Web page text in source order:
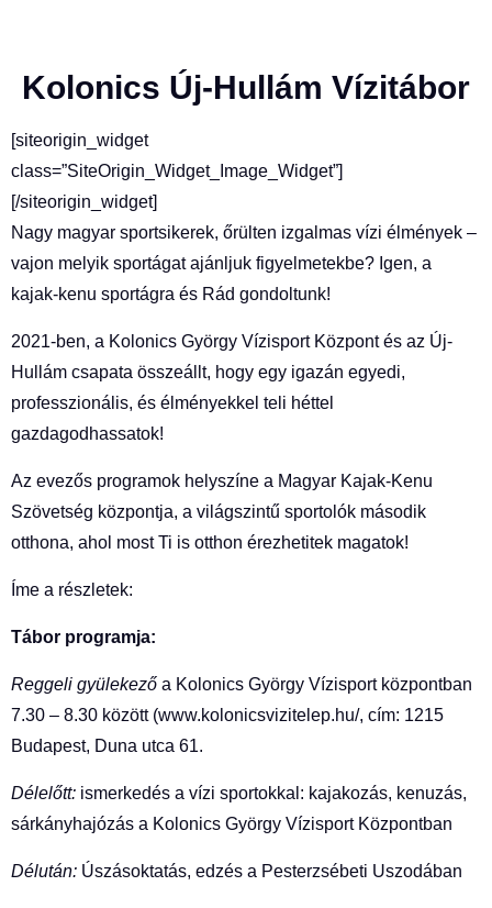
Kolonics Új-Hullám Vízitábor
[siteorigin_widget
class=”SiteOrigin_Widget_Image_Widget”]
[/siteorigin_widget]
Nagy magyar sportsikerek, őrülten izgalmas vízi élmények –
vajon melyik sportágat ajánljuk figyelmetekbe? Igen, a
kajak-kenu sportágra és Rád gondoltunk!
2021-ben, a Kolonics György Vízisport Központ és az Új-
Hullám csapata összeállt, hogy egy igazán egyedi,
professzionális, és élményekkel teli héttel
gazdagodhassatok!
Az evezős programok helyszíne a Magyar Kajak-Kenu
Szövetség központja, a világszintű sportolók második
otthona, ahol most Ti is otthon érezhetitek magatok!
Íme a részletek:
Tábor programja:
Reggeli gyülekező a Kolonics György Vízisport központban
7.30 – 8.30 között (www.kolonicsvizitelep.hu/, cím: 1215
Budapest, Duna utca 61.
Délelőtt: ismerkedés a vízi sportokkal: kajakozás, kenuzás,
sárkányhajózás a Kolonics György Vízisport Központban
Délután: Úszásoktatás, edzés a Pesterzsébeti Uszodában